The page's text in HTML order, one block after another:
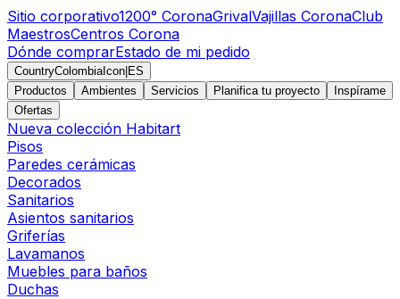
Sitio corporativo1200° CoronaGrivalVajillas CoronaClub
MaestrosCentros Corona
Dónde comprarEstado de mi pedido
CountryColombiaIcon ES
Productos
Ambientes Servicios Planifica tu proyecto
Inspírame
Ofertas
Nueva colección Habitart
Pisos
Paredes cerámicas
Decorados
Sanitarios
Asientos sanitarios
Griferías
Lavamanos
Muebles para baños
Duchas